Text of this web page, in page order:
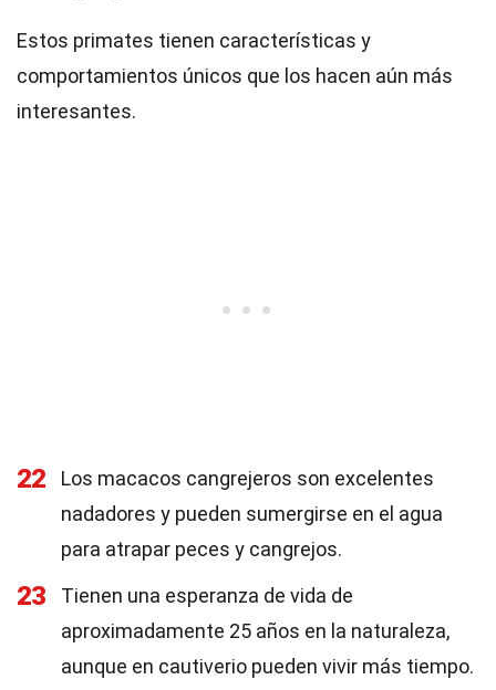
Estos primates tienen características y
comportamientos únicos que los hacen aún más
interesantes.
22
Los macacos cangrejeros son excelentes
nadadores y pueden sumergirse en el agua
para atrapar peces y cangrejos.
23
Tienen una esperanza de vida de
aproximadamente 25 años en la naturaleza,
aunque en cautiverio pueden vivir más tiempo.